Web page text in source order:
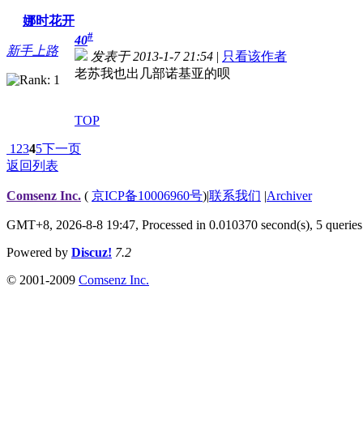
娜时花开
新手上路
40#
发表于 2013-1-7 21:54 | 只看该作者
老苏我也出几部诺基亚的呗
TOP
1 2345下一页
返回列表
Comsenz Inc. ( 京ICP备10006960号)|联系我们 |Archiver
GMT+8, 2026-8-8 19:47, Processed in 0.010370 second(s), 5 queries
Powered by Discuz! 7.2
© 2001-2009 Comsenz Inc.